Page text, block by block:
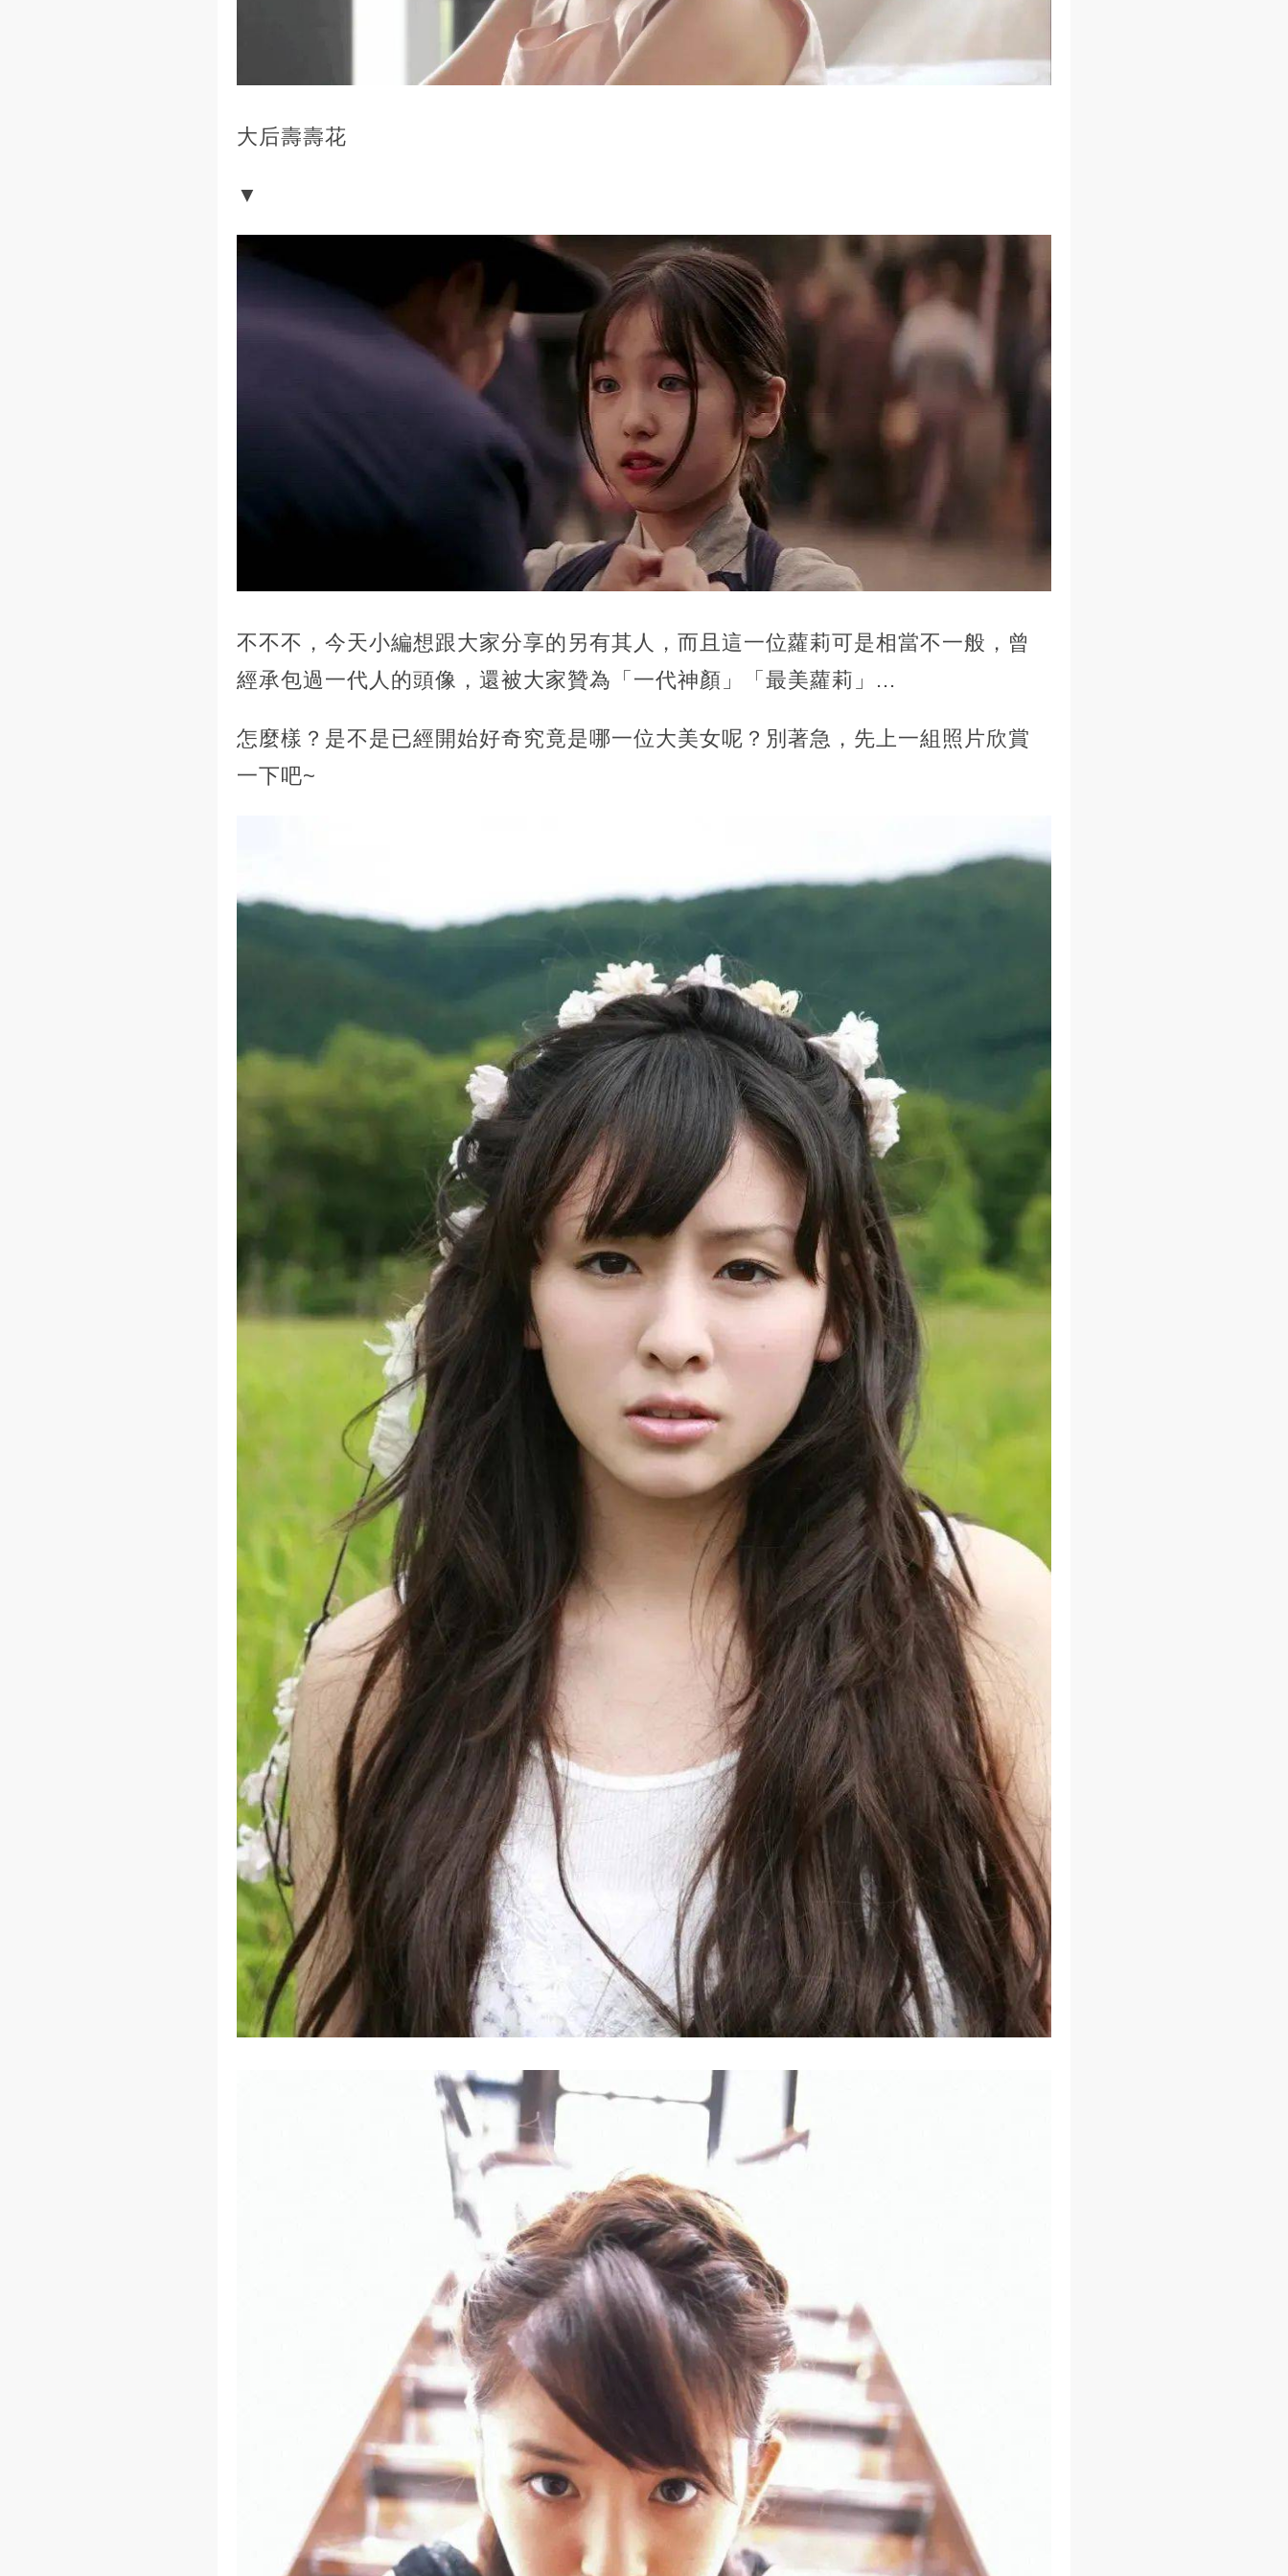
大后壽壽花
▼
不不不，今天小編想跟大家分享的另有其人，而且這一位蘿莉可是相當不一般，曾
經承包過一代人的頭像，還被大家贊為「一代神顏」「最美蘿莉」...
怎麼樣？是不是已經開始好奇究竟是哪一位大美女呢？別著急，先上一組照片欣賞
一下吧~